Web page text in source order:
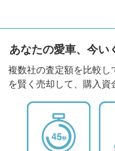
あなたの愛車、今い
複数社の査定額を比較
を賢く売却して、購入資